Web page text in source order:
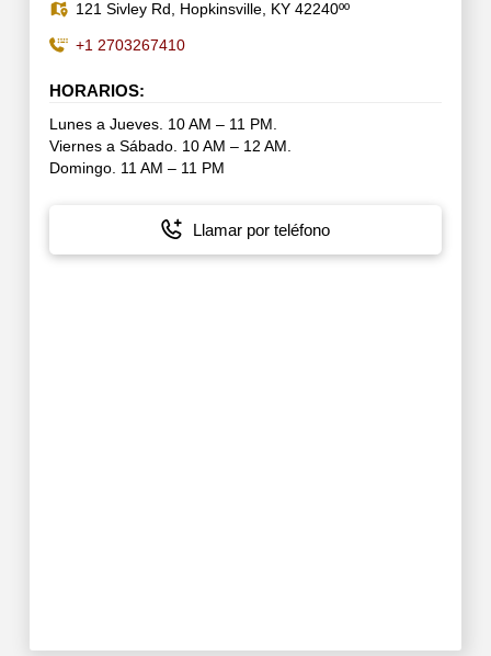
121 Sivley Rd, Hopkinsville, KY 42240ºº
+1 2703267410
HORARIOS:
Lunes a Jueves. 10 AM – 11 PM.
Viernes a Sábado. 10 AM – 12 AM.
Domingo. 11 AM – 11 PM
Llamar por teléfono